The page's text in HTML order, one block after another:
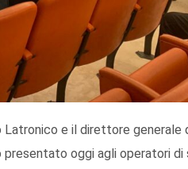
Latronico e il direttore
presentato oggi agli operatori